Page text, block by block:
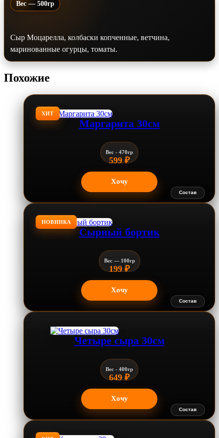
Вес — 500гр
Сыр Моцарелла, колбаски копченные, ветчина,
маринованные огурцы, томаты.
Похожие
ХИТ
Состав
Маргарита 30см
Вес - 470гр
599 ₽
Хочу
НОВИНКА
Состав
Сырный бортик
Вес — 100гр
199 ₽
Хочу
Состав
Четыре сыра 30см
Вес - 400гр
649 ₽
Хочу